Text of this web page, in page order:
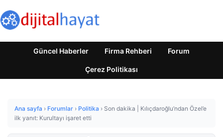
Güncel Haberler Firma Rehberi Forum
Çerez Politikası
Ana sayfa › Forumlar › Politika › Son dakika | Kılıçdaroğlu’ndan Özel’e
ilk yanıt: Kurultayı işaret etti